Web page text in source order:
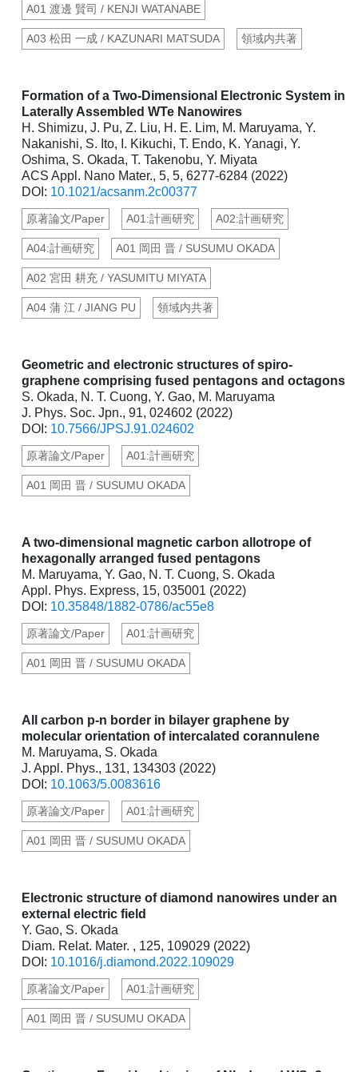
A01 渡邊 賢司 / KENJI WATANABE
A03 松田 一成 / KAZUNARI MATSUDA 領域内共著
Formation of a Two-Dimensional Electronic System in
Laterally Assembled WTe Nanowires
H. Shimizu, J. Pu, Z. Liu, H. E. Lim, M. Maruyama, Y.
Nakanishi, S. Ito, I. Kikuchi, T. Endo, K. Yanagi, Y.
Oshima, S. Okada, T. Takenobu, Y. Miyata
ACS Appl. Nano Mater., 5, 5, 6277-6284 (2022)
DOI: 10.1021/acsanm.2c00377
原著論文/Paper A01:計画研究 A02:計画研究
A04:計画研究 A01 岡田 晋 / SUSUMU OKADA
A02 宮田 耕充 / YASUMITU MIYATA
A04 蒲 江 / JIANG PU 領域内共著
Geometric and electronic structures of spiro-
graphene comprising fused pentagons and octagons
S. Okada, N. T. Cuong, Y. Gao, M. Maruyama
J. Phys. Soc. Jpn., 91, 024602 (2022)
DOI: 10.7566/JPSJ.91.024602
原著論文/Paper A01:計画研究
A01 岡田 晋 / SUSUMU OKADA
A two-dimensional magnetic carbon allotrope of
hexagonally arranged fused pentagons
M. Maruyama, Y. Gao, N. T. Cuong, S. Okada
Appl. Phys. Express, 15, 035001 (2022)
DOI: 10.35848/1882-0786/ac55e8
原著論文/Paper A01:計画研究
A01 岡田 晋 / SUSUMU OKADA
All carbon p-n border in bilayer graphene by
molecular orientation of intercalated corannulene
M. Maruyama, S. Okada
J. Appl. Phys., 131, 134303 (2022)
DOI: 10.1063/5.0083616
原著論文/Paper A01:計画研究
A01 岡田 晋 / SUSUMU OKADA
Electronic structure of diamond nanowires under an
external electric field
Y. Gao, S. Okada
Diam. Relat. Mater. , 125, 109029 (2022)
DOI: 10.1016/j.diamond.2022.109029
原著論文/Paper A01:計画研究
A01 岡田 晋 / SUSUMU OKADA